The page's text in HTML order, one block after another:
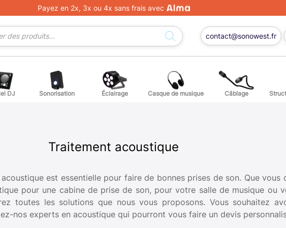
Payez en 2x, 3x ou 4x sans frais avec
contact@sonowest.fr
autres instruments
détachées pour guitares et basses
DJ
DJ
Sonorisation Éclairage Casque de musique Câblage
Traitement acoustique
est essentielle pour faire de bonnes prises de son. Que vous
pour une cabine de prise de son, pour votre salle de musique ou
toutes les solutions que nous vous proposons. Vous souhaitez
nos experts en acoustique qui pourront vous faire un devis